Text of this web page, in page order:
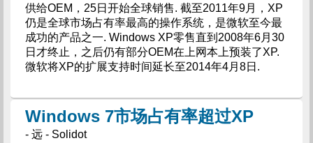
供给OEM，25日开始全球销售. 截至2011年9月，XP
仍是全球市场占有率最高的操作系统，是微软至今最
成功的产品之一. Windows XP零售直到2008年6月30
日才终止，之后仍有部分OEM在上网本上预装了XP.
微软将XP的扩展支持时间延长至2014年4月8日.
Windows 7市场占有率超过XP
- 远 - Solidot